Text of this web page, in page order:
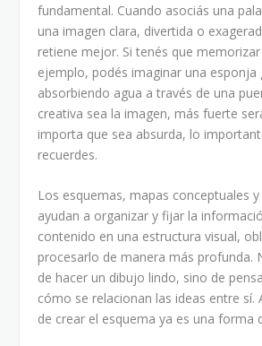
fundamental. Cuando asociás una
una imagen clara, divertida o
retiene mejor. Si tenés que
ejemplo, podés imaginar una esponja
absorbiendo agua a través de una
creativa sea la imagen, más fuerte
importa que sea absurda, lo
recuerdes.
Los esquemas, mapas conceptuales
ayudan a organizar y fijar la
contenido en una estructura visual,
procesarlo de manera más profunda.
de hacer un dibujo lindo, sino de
cómo se relacionan las ideas entre sí.
de crear el esquema ya es una forma